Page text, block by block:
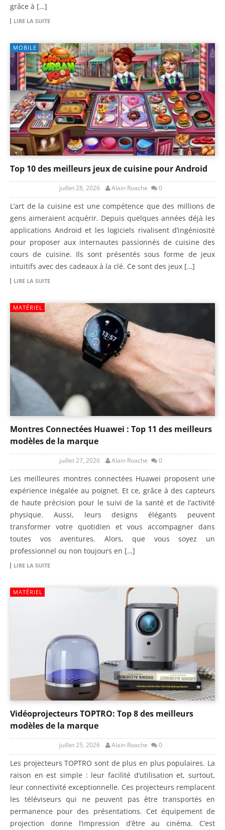
grâce à […]
LIRE LA SUITE
MOBILE
Top 10 des meilleurs jeux de cuisine pour Android
juillet 28, 2026 Alain Roache 0
L’art de la cuisine est une compétence que des millions de
gens aimeraient acquérir. Depuis quelques années déjà les
applications Android et les logiciels rivalisent d’ingéniosité
pour proposer aux internautes passionnés de cuisine des
cours de cuisine. Ils sont présentés sous forme de jeux
intuitifs avec des cadeaux à la clé. Ce sont des jeux […]
LIRE LA SUITE
MATÉRIEL
Montres Connectées Huawei : Top 11 des meilleurs
modèles de la marque
juillet 27, 2026 Alain Roache 0
Les meilleures montres connectées Huawei proposent une
expérience inégalée au poignet. Et ce, grâce à des capteurs
de haute précision pour le suivi de la santé et de l’activité
physique. Aussi, leurs designs élégants peuvent
transformer votre quotidien et vous accompagner dans
toutes vos aventures. Alors, que vous soyez un
professionnel ou non toujours en […]
LIRE LA SUITE
MATÉRIEL
Vidéoprojecteurs TOPTRO: Top 8 des meilleurs
modèles de la marque
juillet 25, 2026 Alain Roache 0
Les projecteurs TOPTRO sont de plus en plus populaires. La
raison en est simple : leur facilité d’utilisation et, surtout,
leur connectivité exceptionnelle. Ces projecteurs remplacent
les téléviseurs qui ne peuvent pas être transportés en
permanence pour des présentations. Cet équipement de
projection donne l’impression d’être au cinéma. C’est